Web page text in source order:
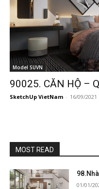
Model SUVN
90025. CĂN HỘ –
SketchUp VietNam - 16/09/2021
MOST READ
01/01/